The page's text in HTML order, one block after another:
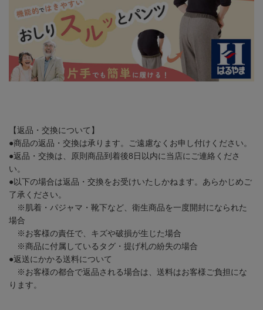
【返品・交換について】
●商品の返品・交換は承ります。ご遠慮なくお申し付けください。
●返品・交換は、原則商品到着後8日以内に当店にご連絡くださ
い。
●以下の場合は返品・交換をお受けいたしかねます。あらかじめご
了承ください。
※肌着・パジャマ・靴下など、衛生商品を一度開封になられた
場合
※お客様の責任で、キズや破損が生じた場合
※商品に付属しているタグ・提げ札の紛失の場合
●返送にかかる送料について
※お客様の都合で返品される場合は、送料はお客様ご負担にな
ります。